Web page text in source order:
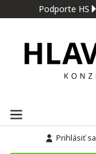
Podporte HS
Prihlásiť sa